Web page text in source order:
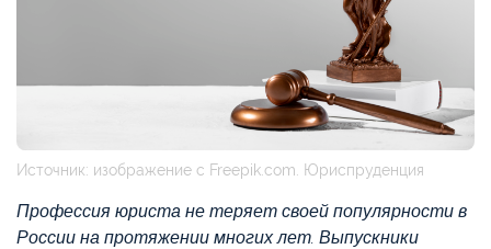
Источник: изображение с Freepik.com. Юриспруденция
Профессия юриста не теряет своей популярности в
России на протяжении многих лет. Выпускники